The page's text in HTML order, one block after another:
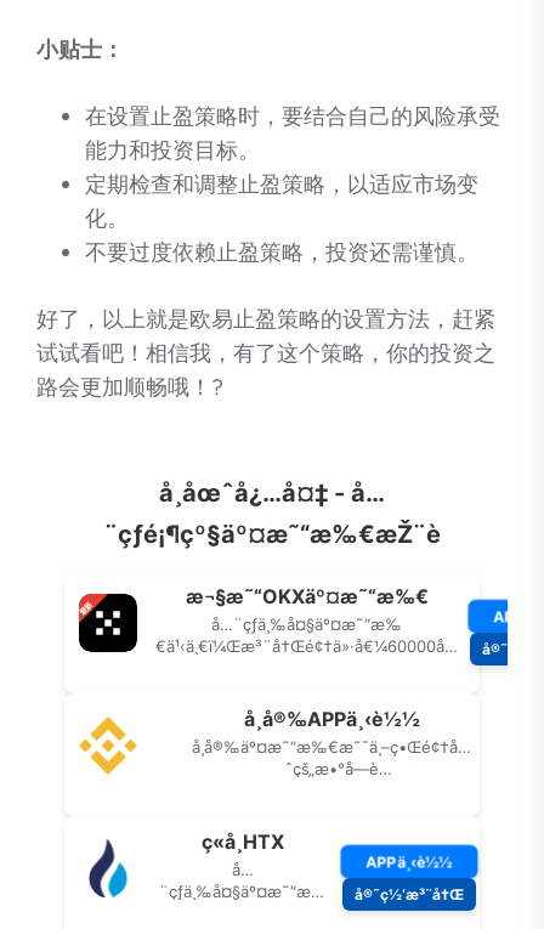
小贴士：
在设置止盈策略时，要结合自己的风险承受
能力和投资目标。
定期检查和调整止盈策略，以适应市场变
化。
不要过度依赖止盈策略，投资还需谨慎。
好了，以上就是欧易止盈策略的设置方法，赶紧
试试看吧！相信我，有了这个策略，你的投资之
路会更加顺畅哦！?